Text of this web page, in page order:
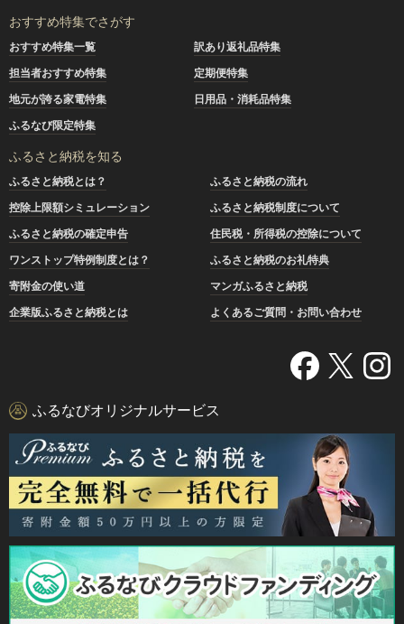
おすすめ特集でさがす
おすすめ特集一覧
訳あり返礼品特集
担当者おすすめ特集
定期便特集
地元が誇る家電特集
日用品・消耗品特集
ふるなび限定特集
ふるさと納税を知る
ふるさと納税とは？
ふるさと納税の流れ
控除上限額シミュレーション
ふるさと納税制度について
ふるさと納税の確定申告
住民税・所得税の控除について
ワンストップ特例制度とは？
ふるさと納税のお礼特典
寄附金の使い道
マンガふるさと納税
企業版ふるさと納税とは
よくあるご質問・お問い合わせ
ふるなびオリジナルサービス